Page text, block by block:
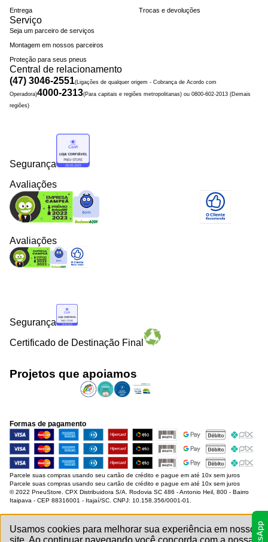
Entrega
Trocas e devoluções
Serviço
Seja um parceiro de serviços
Montagem em nossos parceiros
Proteção para seus pneus
Central de relacionamento
(47) 3046-2551(Ligações de qualquer origem - Cobrança de Acordo com
Operadora)4000-2313(Para capitais e regiões metropolitanas) ou 0800-602-2013 (Demais
regiões)
Segurança
Avaliações
Avaliações
Segurança
Certificado de Destinação Final
Projetos que apoiamos
Formas de pagamento
Parcele suas compras usando seu cartão de crédito e pague em até 10x sem juros
Parcele suas compras usando seu cartão de crédito e pague em até 10x sem juros
© 2022 PneuStore. CPX Distribuidora S/A. Rodovia SC 486 - Antonio Heil, 800 - Bairro
Itaipava - CEP 88316001 - Itajaí/SC. CNPJ: 10.158.356/0001-01.
Usamos cookies para melhorar sua experiência em nosso